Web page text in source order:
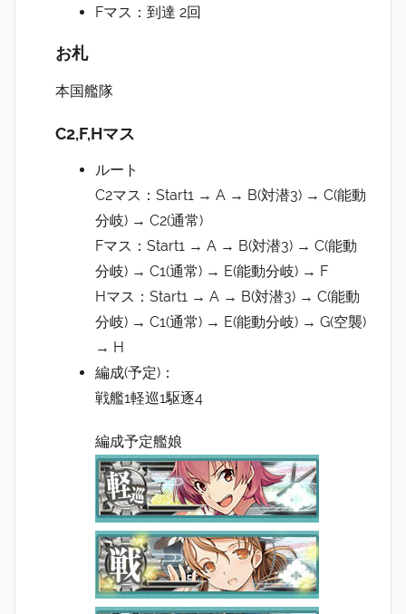
Fマス：到達 2回
お札
本国艦隊
C2,F,Hマス
ルート
C2マス：Start1 → A → B(対潜3) → C(能動
分岐) → C2(通常)
Fマス：Start1 → A → B(対潜3) → C(能動
分岐) → C1(通常) → E(能動分岐) → F
Hマス：Start1 → A → B(対潜3) → C(能動
分岐) → C1(通常) → E(能動分岐) → G(空襲)
→ H
編成(予定)：
戦艦1軽巡1駆逐4
編成予定艦娘